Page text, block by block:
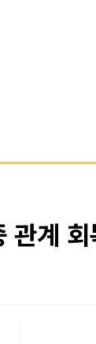
계